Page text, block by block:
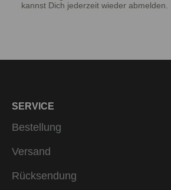
kannst Dich jederzeit wieder abmelden.
SERVICE
Bestellung
Versand
Rücksendung